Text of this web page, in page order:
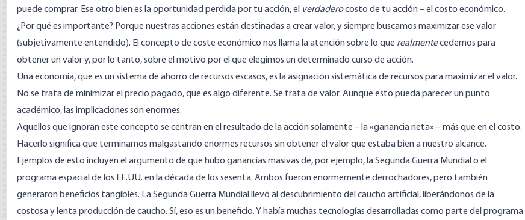
puede comprar. Ese otro bien es la oportunidad perdida por tu acción, el verdaderocosto de tu acción – el costo económico.
¿Por qué es importante? Porque nuestras acciones están destinadas a crear valor, y siempre buscamos maximizar ese valor
(subjetivamente entendido). El concepto de coste económico nos llama la atención sobre lo que realmentecedemos para
obtener un valor y, por lo tanto, sobre el motivo por el que elegimos un determinado curso de acción.
Una economía, que es un sistema de ahorro de recursos escasos, es la asignación sistemática de recursos para maximizar el valor.
No se trata de minimizar el precio pagado, que es algo diferente. Se trata de valor. Aunque esto pueda parecer un punto
académico, las implicaciones son enormes.
Aquellos que ignoran este concepto se centran en el resultado de la acción solamente – la «ganancia neta» – más que en el costo.
Hacerlo significa que terminamos malgastando enormes recursos sin obtener el valor que estaba bien a nuestro alcance.
Ejemplos de esto incluyen el argumento de que hubo ganancias masivas de, por ejemplo, la Segunda Guerra Mundial o el
programa espacial de los EE.UU. en la década de los sesenta. Ambos fueron enormemente derrochadores, pero también
generaron beneficios tangibles. La Segunda Guerra Mundial llevó al descubrimiento del caucho artificial, liberándonos de la
costosa y lenta producción de caucho. Sí, eso es un beneficio. Y había muchas tecnologías desarrolladas como parte del programa